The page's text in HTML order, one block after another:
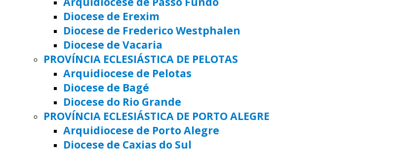
Diocese de Erexim
Diocese de Frederico Westphalen
Diocese de Vacaria
PROVÍNCIA ECLESIÁSTICA DE PELOTAS
Arquidiocese de Pelotas
Diocese de Bagé
Diocese do Rio Grande
PROVÍNCIA ECLESIÁSTICA DE PORTO ALEGRE
Arquidiocese de Porto Alegre
Diocese de Caxias do Sul